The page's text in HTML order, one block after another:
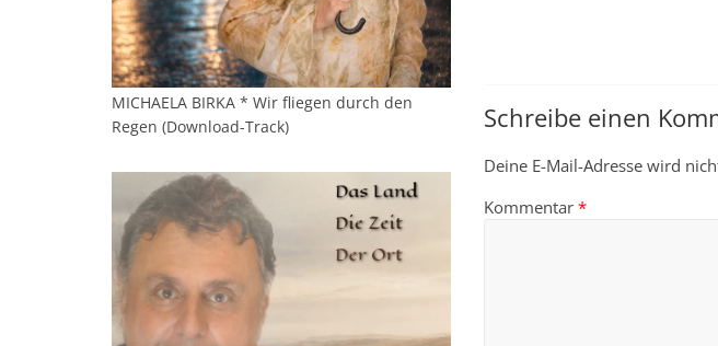
Schreibe einen
Deine E-Mail-Adresse wird
Kommentar *
MICHAELA BIRKA * Wir fliegen durch den
Regen (Download-Track)